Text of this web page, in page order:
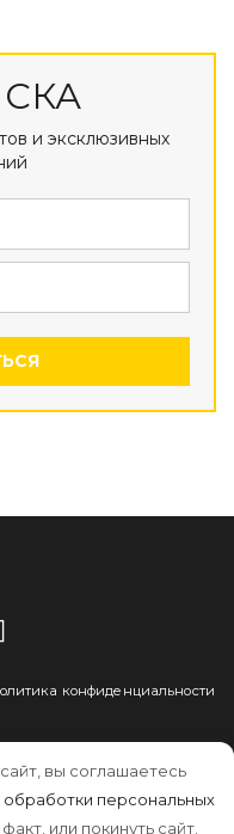
и эксклюзивных
конфиденциальности
материалов
обязательна.
вы соглашаетесь
персональных
или покинуть сайт.